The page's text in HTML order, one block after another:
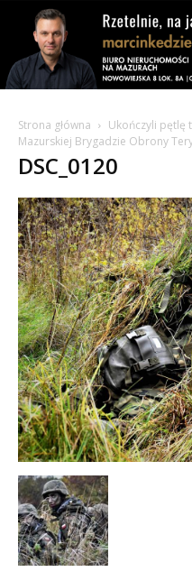
Strona główna
Ukończyli pętlę
Mazurskiej Brygadzie Obrony
DSC_0120